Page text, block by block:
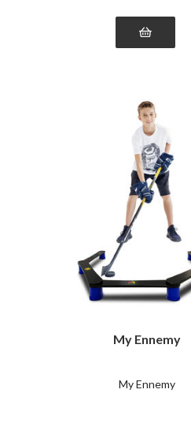
My Ennemy
My Ennemy